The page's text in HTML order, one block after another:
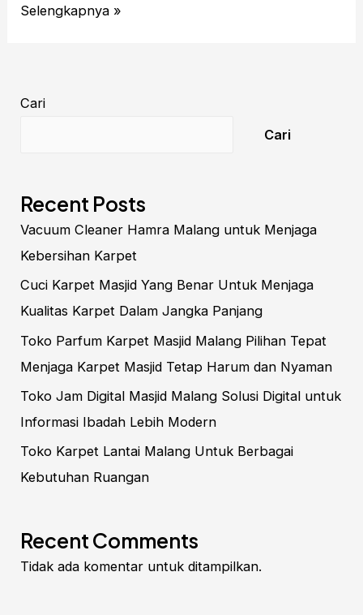
Harga
Meter
Selengkapnya »
Cari
Cari
Recent Posts
Vacuum Cleaner Hamra Malang untuk Menjaga
Kebersihan Karpet
Cuci Karpet Masjid Yang Benar Untuk Menjaga
Kualitas Karpet Dalam Jangka Panjang
Toko Parfum Karpet Masjid Malang Pilihan Tepat
Menjaga Karpet Masjid Tetap Harum dan Nyaman
Toko Jam Digital Masjid Malang Solusi Digital untuk
Informasi Ibadah Lebih Modern
Toko Karpet Lantai Malang Untuk Berbagai
Kebutuhan Ruangan
Recent Comments
Tidak ada komentar untuk ditampilkan.